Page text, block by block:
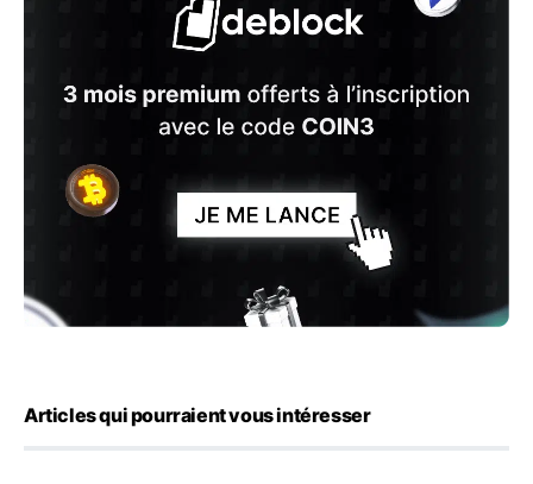
Articles qui pourraient vous intéresser